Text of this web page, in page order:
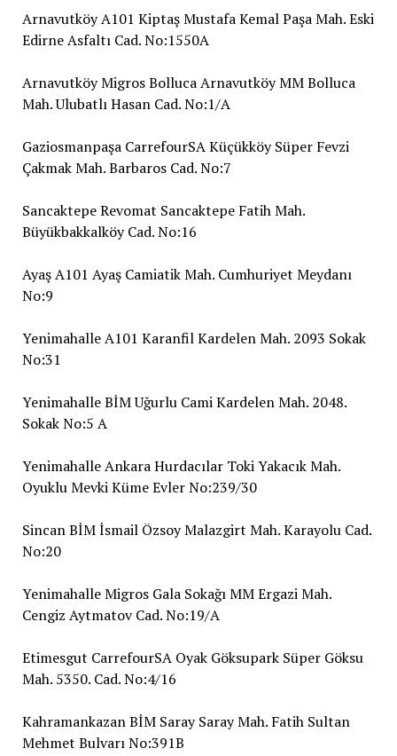
Arnavutköy A101 Kiptaş Mustafa Kemal Paşa Mah. Eski
Edirne Asfaltı Cad. No:1550A
Arnavutköy Migros Bolluca Arnavutköy MM Bolluca
Mah. Ulubatlı Hasan Cad. No:1/A
Gaziosmanpaşa CarrefourSA Küçükköy Süper Fevzi
Çakmak Mah. Barbaros Cad. No:7
Sancaktepe Revomat Sancaktepe Fatih Mah.
Büyükbakkalköy Cad. No:16
Ayaş A101 Ayaş Camiatik Mah. Cumhuriyet Meydanı
No:9
Yenimahalle A101 Karanfil Kardelen Mah. 2093 Sokak
No:31
Yenimahalle BİM Uğurlu Cami Kardelen Mah. 2048.
Sokak No:5 A
Yenimahalle Ankara Hurdacılar Toki Yakacık Mah.
Oyuklu Mevki Küme Evler No:239/30
Sincan BİM İsmail Özsoy Malazgirt Mah. Karayolu Cad.
No:20
Yenimahalle Migros Gala Sokağı MM Ergazi Mah.
Cengiz Aytmatov Cad. No:19/A
Etimesgut CarrefourSA Oyak Göksupark Süper Göksu
Mah. 5350. Cad. No:4/16
Kahramankazan BİM Saray Saray Mah. Fatih Sultan
Mehmet Bulvarı No:391B